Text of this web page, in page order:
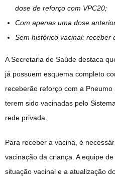
dose de reforço com VPC20;
Com apenas uma dose
Sem histórico vacinal: receber
A Secretaria de Saúde destaca
já possuem esquema completo
receberão reforço com a
terem sido vacinadas pelo
rede privada.
Para receber a vacina, é
vacinação da criança. A equipe
situação vacinal e a atualização